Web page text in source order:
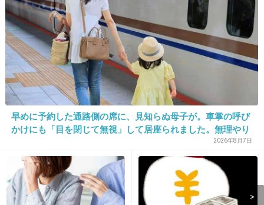
-0
12. 匿名2013/09/03(火) 15:47:23
ひどい。
トラウマになりそう。
+36 -1
13. 匿名 2013/09/03(火) 15:49:01
ゾッとする
早めに予約した通路側の席に、見知らぬ母子が。車掌の呼び
かけにも「目を閉じて無視」して居座られました。無理やり
奪われた席は、結局“やったもん勝ち”になってしまうのでし
ょうか？
2026年8月7日